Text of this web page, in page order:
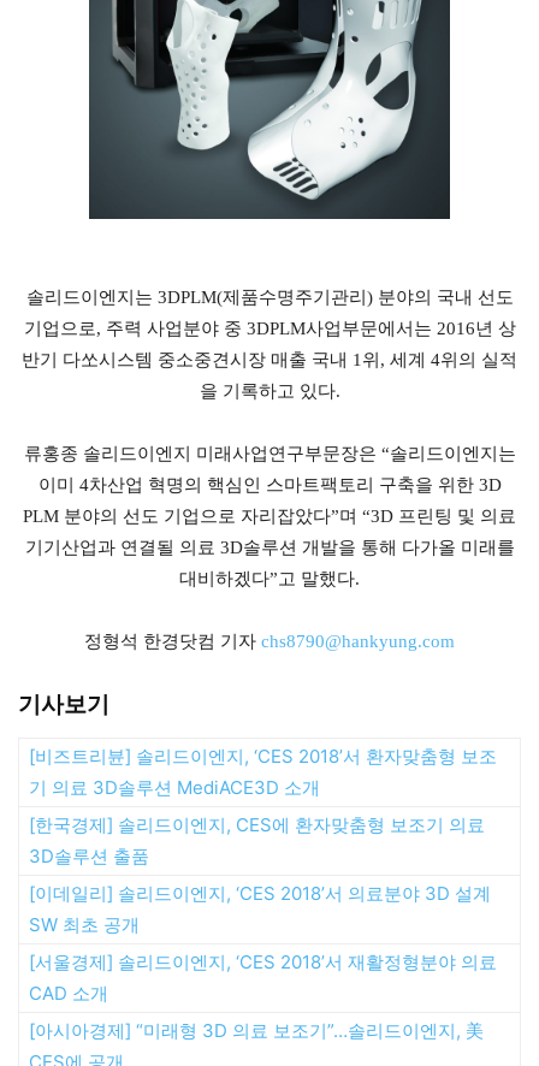
솔리드이엔지는 3DPLM(제품수명주기관리) 분야의 국내 선도
기업으로, 주력 사업분야 중 3DPLM사업부문에서는 2016년 상
반기 다쏘시스템 중소중견시장 매출 국내 1위, 세계 4위의 실적
을 기록하고 있다.
류홍종 솔리드이엔지 미래사업연구부문장은 “솔리드이엔지는
이미 4차산업 혁명의 핵심인 스마트팩토리 구축을 위한 3D
PLM 분야의 선도 기업으로 자리잡았다”며 “3D 프린팅 및 의료
기기산업과 연결될 의료 3D솔루션 개발을 통해 다가올 미래를
대비하겠다”고 말했다.
정형석 한경닷컴 기자 chs8790@hankyung.com
기사보기
[비즈트리뷴] 솔리드이엔지, ‘CES 2018’서 환자맞춤형 보조
기 의료 3D솔루션 MediACE3D 소개
[한국경제] 솔리드이엔지, CES에 환자맞춤형 보조기 의료
3D솔루션 출품
[이데일리] 솔리드이엔지, ‘CES 2018’서 의료분야 3D 설계
SW 최초 공개
[서울경제] 솔리드이엔지, ‘CES 2018’서 재활정형분야 의료
CAD 소개
[아시아경제] “미래형 3D 의료 보조기”…솔리드이엔지, 美